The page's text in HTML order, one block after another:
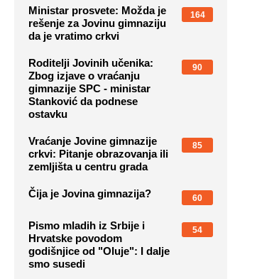
Ministar prosvete: Možda je
rešenje za Jovinu gimnaziju
da je vratimo crkvi
164
Roditelji Jovinih učenika:
Zbog izjave o vraćanju
gimnazije SPC - ministar
Stanković da podnese
ostavku
90
Vraćanje Jovine gimnazije
crkvi: Pitanje obrazovanja ili
zemljišta u centru grada
85
Čija je Jovina gimnazija? 60
Pismo mladih iz Srbije i
Hrvatske povodom
godišnjice od "Oluje": I dalje
smo susedi
54